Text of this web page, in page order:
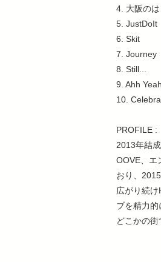
4. 大阪のは
5. JustDoIt
6. Skit
7. Journey
8. Still...
9. Ahh Yeah
10.
PROFILE :
2013年結
OOVE、エ
おり、
広がり続
ブを精力
どこかの街